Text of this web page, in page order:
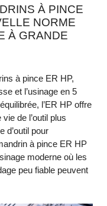
À PINCE
NORME
À GRANDE
à pince ER HP,
et l’usinage en 5
l’ER HP offre
de l’outil plus
d’outil pour
à pince ER HP
moderne où les
peu fiable peuvent